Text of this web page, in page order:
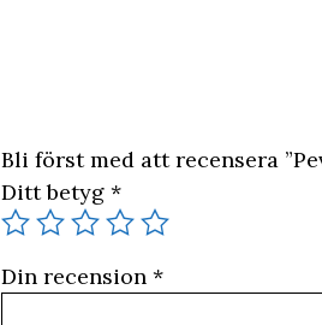
Bli först med att recensera
Ditt betyg *
Din recension *